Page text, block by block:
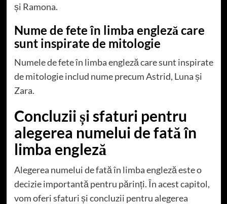
și Ramona.
Nume de fete în limba engleză care
sunt inspirate de mitologie
Numele de fete în limba engleză care sunt inspirate
de mitologie includ nume precum Astrid, Luna și
Zara.
Concluzii și sfaturi pentru
alegerea numelui de fată în
limba engleză
Alegerea numelui de fată în limba engleză este o
decizie importantă pentru părinți. În acest capitol,
vom oferi sfaturi și concluzii pentru alegerea